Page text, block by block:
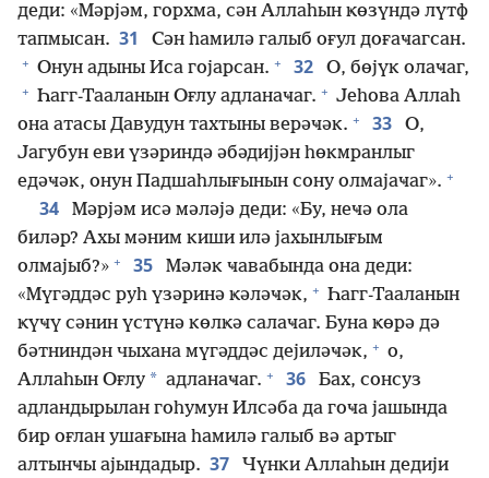
деди: «Мәрјәм, горхма, сән Аллаһын ҝөзүндә лүтф
тапмысан. 31 Сән һамилә галыб оғул доғаҹагсан.
+ Онун адыны Иса гојарсан. + 32 О, бөјүк олаҹаг,
+ Һагг-Тааланын Оғлу адланаҹаг. + Јеһова Аллаһ
она атасы Давудун тахтыны верәҹәк. + 33
О,
Јагубун еви үзәриндә әбәдијјән һөкмранлыг
едәҹәк, онун Падшаһлығынын сону олмајаҹаг». +
34
Мәрјәм исә мәләјә деди: «Бу, неҹә ола
биләр? Ахы мәним киши илә јахынлығым
олмајыб?» + 35
Мәләк ҹавабында она деди:
«Мүгәддәс руһ үзәринә ҝәләҹәк, + Һагг-Тааланын
ҝүҹү сәнин үстүнә көлҝә салаҹаг. Буна ҝөрә дә
бәтниндән чыхана мүгәддәс дејиләҹәк, + о,
Аллаһын Оғлу * адланаҹаг. + 36
Бах, сонсуз
адландырылан гоһумун Илсәба да гоҹа јашында
бир оғлан ушағына һамилә галыб вә артыг
алтынҹы ајындадыр. 37
Чүнки Аллаһын дедији